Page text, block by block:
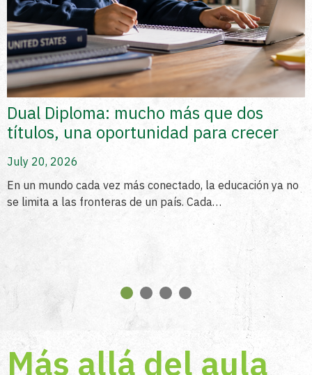
Dual Diploma: mucho más que dos
títulos, una oportunidad para crecer
July 20, 2026
En un mundo cada vez más conectado, la educación ya no
se limita a las fronteras de un país. Cada…
Más allá del aula